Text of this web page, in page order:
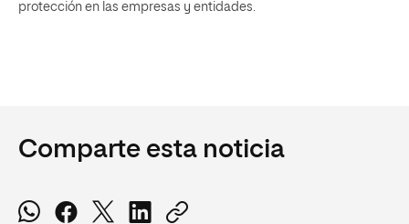
protección en las empresas y entidades.
Comparte esta noticia